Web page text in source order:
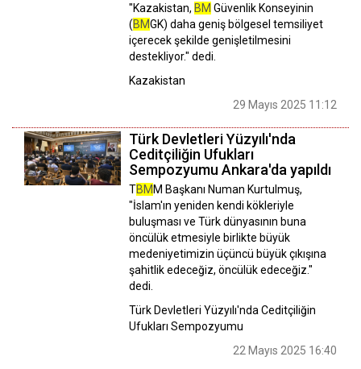
"Kazakistan, BM Güvenlik Konseyinin
(BMGK) daha geniş bölgesel temsiliyet
içerecek şekilde genişletilmesini
destekliyor." dedi.
Kazakistan
29 Mayıs 2025 11:12
Türk Devletleri Yüzyılı'nda
Ceditçiliğin Ufukları
Sempozyumu Ankara'da yapıldı
TBM M Başkanı Numan Kurtulmuş,
"İslam'ın yeniden kendi kökleriyle
buluşması ve Türk dünyasının buna
öncülük etmesiyle birlikte büyük
medeniyetimizin üçüncü büyük çıkışına
şahitlik edeceğiz, öncülük edeceğiz."
dedi.
Türk Devletleri Yüzyılı'nda Ceditçiliğin
Ufukları Sempozyumu
22 Mayıs 2025 16:40